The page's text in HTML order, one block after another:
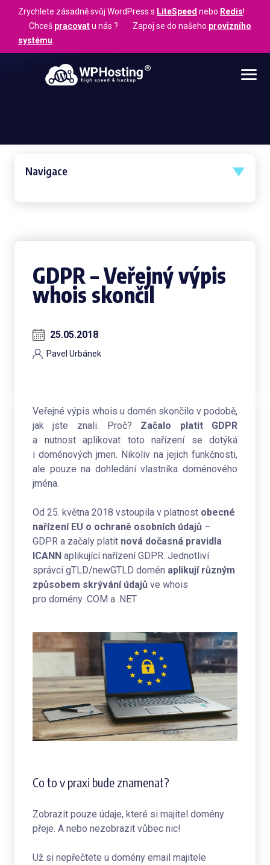
Zrychlete zásadně svůj WordPress s LiteSpeed nebo Redis!
Chceš pracovatu nás ? Zapoj se do našeho provizního
systému
Navigace
GDPR – Veřejný výpis
whois skončil
25.05.2018
Pavel Urbánek
Veřejné výpis whois u domén skončilo v podobě,
jak jste znali. Proč? Začalo platit GDPR
a nutnost aplikovat toto nařízení se dotýká
i doménových jmen. Nikoliv na jejich funkčnosti,
ale pouze na dohledání vlastníka doménového
jména.
Od 25. května 2018 vstoupila v platnost obecné
nařízení EU o ochraně osobních údajů –
GDPR a začaly platit nová dočasná pravidla
ICANN aplikující nařízení GDPR. Jednotliví
správci gTLD/newGTLD domén aplikují různým
způsobem skrývání údajů ve whois
pro domény .COM a .NET
Co to v praxi bude znamenat?
Zobrazit pouze údaje, které si majitel domény
přeje. A nebo nezobrazit vůbec nic!
Už si nepřečtete u domény email majitele